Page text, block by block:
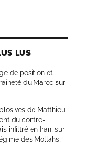
LUS
de position et
du Maroc sur
de Matthieu
du contre-
infiltré en Iran, sur
des Mollahs,